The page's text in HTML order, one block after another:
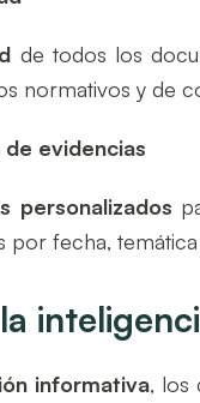
de todos los
normativos y de
evidencias
personalizados
por fecha,
informativa, los